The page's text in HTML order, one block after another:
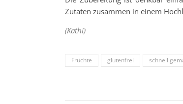
Zutaten zusammen in einem
(Kathi)
Früchte glutenfrei schnell